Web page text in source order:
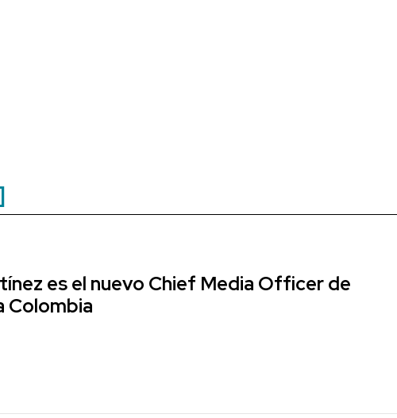
es el nuevo Chief Media Officer de
Colombia